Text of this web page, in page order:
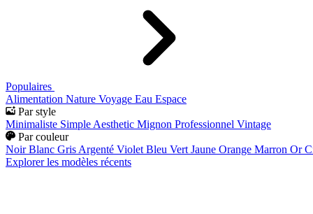
Populaires
Alimentation Nature Voyage Eau Espace
Par style
Minimaliste Simple Aesthetic Mignon Professionnel Vintage
Par couleur
Noir Blanc Gris Argenté Violet Bleu Vert Jaune Orange Marron Or
Explorer les modèles récents